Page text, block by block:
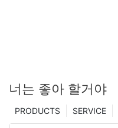
너는 좋아 할거야
SERVICE
PRODUCTS